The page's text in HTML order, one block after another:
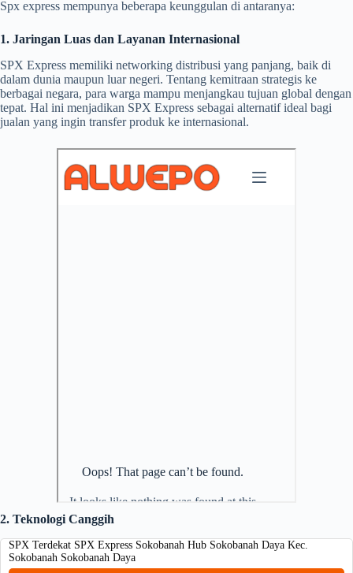
Spx express mempunya beberapa keunggulan di antaranya:
1. Jaringan Luas dan Layanan Internasional
SPX Express memiliki networking distribusi yang panjang, baik di
dalam dunia maupun luar negeri. Tentang kemitraan strategis ke
berbagai negara, para warga mampu menjangkau tujuan global dengan
tepat. Hal ini menjadikan SPX Express sebagai alternatif ideal bagi
jualan yang ingin transfer produk ke internasional.
2. Teknologi Canggih
SPX Terdekat SPX Express Sokobanah Hub Sokobanah Daya Kec.
Sokobanah Sokobanah Daya